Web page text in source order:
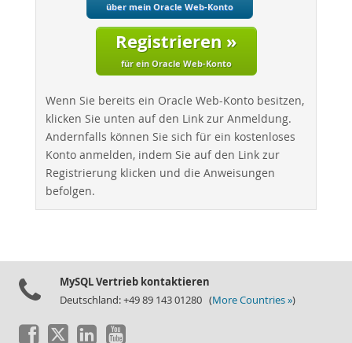
Neues & Termine
Kaufen
Downloads
Dokumentation
über mein Oracle Web-Konto
Registrieren »
für ein Oracle Web-Konto
Wenn Sie bereits ein Oracle Web-Konto besitzen,
klicken Sie unten auf den Link zur Anmeldung.
Andernfalls können Sie sich für ein kostenloses
Konto anmelden, indem Sie auf den Link zur
Registrierung klicken und die Anweisungen
befolgen.
MySQL Vertrieb kontaktieren
Deutschland: +49 89 143 01280 (More Countries »)